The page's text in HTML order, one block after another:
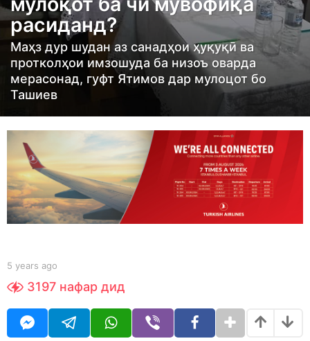
g
o
4
y
e
a
r
g
o
расиданд?
Маҳз дур шудан аз санадҳои ҳуқуқӣ ва
протколҳои имзошуда ба низоъ оварда
мерасонад, гуфт Ятимов дар мулоцот бо
Ташиев
b
t
a
e
5 years ago
e
3197 нафар дид